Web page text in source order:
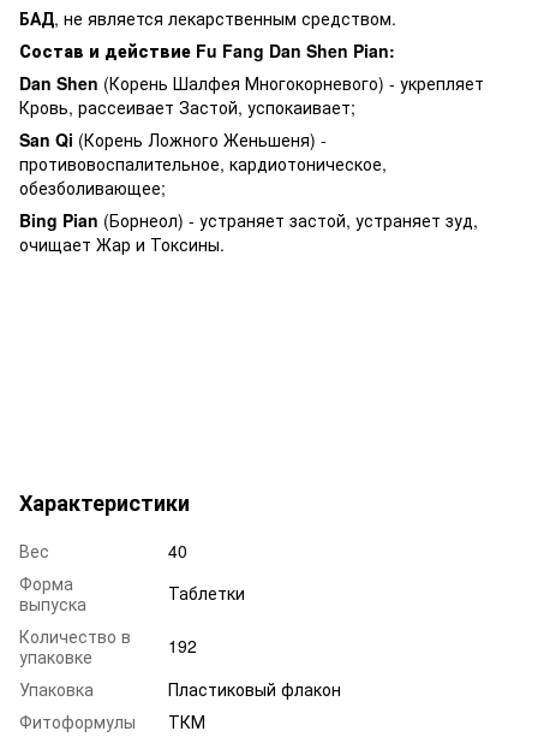
БАД, не является лекарственным средством.
Состав и действие Fu Fang Dan Shen Pian:
Dan Shen (Корень Шалфея Многокорневого) - укрепляет
Кровь, рассеивает Застой, успокаивает;
San Qi (Корень Ложного Женьшеня) -
противовоспалительное, кардиотоническое,
обезболивающее;
Bing Pian (Борнеол) - устраняет застой, устраняет зуд,
очищает Жар и Токсины.
Характеристики
Вес
40
Форма
выпуска
Таблетки
Количество в
упаковке
192
Упаковка
Пластиковый флакон
Фитоформулы
ТКМ